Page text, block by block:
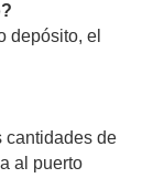
depósito, el
cantidades de
al puerto